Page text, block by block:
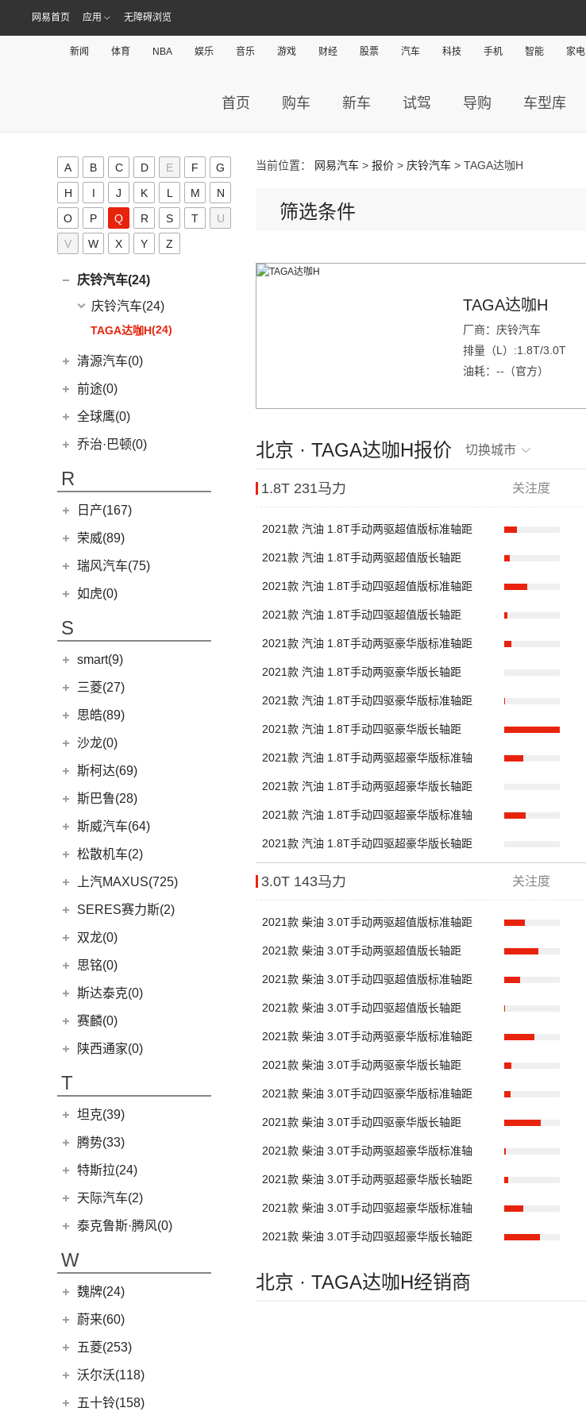
网易首页 应用 无障碍浏览
新闻 体育 NBA 娱乐 音乐 游戏 财经 股票 汽车 科技 手机 智能 家电
首页 购车 新车 试驾 导购 车型库
A B C D E F
G
H
I J K L M
N
O
P Q R S T
U
V
W X Y Z
哪吒X(9)
讴歌CDX
欧拉(28)
欧拉(28)
芭蕾猫(3)
好猫GT(5)
朋克猫(0)
樱桃猫(0)
闪电猫(7)
欧联汽车(0)
Precept (0)
Polestar 4(6)
Polestar 2 (6)
Polestar 3 (2)
朋克汽车(10)
朋克汽车(10)
朋克啦啦(1)
朋克美美(5)
朋克多多(4)
Q
起亚(74)
起亚(74)
狮铂拓界
(11)
福瑞迪
起亚K3 PHEV
嘉华(4)
K5凯酷(4)
KX CROSS
起亚K5 PHEV
凯绅(4)
焕驰
KX3傲跑
奇瑞(277)
奇瑞汽车(277)
奇瑞TJ-1(0)
瑞虎7(16)
瑞虎3x (27)
艾瑞泽5 GT
瑞虎8
欧萌达(14)
艾瑞泽5(5)
瑞虎8 PRO(14)
瑞虎7 PLUS
艾瑞泽GX
艾瑞泽5 PLUS
瑞虎8 PLUS鲲鹏e+
瑞虎3(7)
艾瑞泽8
风云A8
奇瑞新能源(50)
奇瑞新能源
艾瑞泽5e(1)
瑞虎3xe(3)
小蚂蚁
艾瑞泽e
瑞虎e(4)
庆铃汽车(24)
庆铃汽车(24)
TAGA达咖H(24)
清源汽车(0)
清源汽车
清源尊者
清源小尊
前途(0)
全球鹰(0)
乔治·巴顿(0)
R
日产(167)
东风日产
楼兰(3)
逍客
探陆(9)
轩逸
天籁(6)
途达(6)
奇骏(15)
ARIYA艾睿雅
新蓝鸟
锐骐7虎啸 (5)
途达(6)
奇骏·荣耀
进口日产(4)
日产Ariya
途乐 (4)
荣威(89)
上汽集团(89)
龙猫(2)
荣威RX9
科莱威CLEVER
荣威i6 MAX新能源
荣威i5(14)
荣威D5X DMH
荣威RX5 MAX
荣威ei6(3)
荣威iMAX8 EV
荣威ei6 MAX
荣威RX5新能源
瑞风汽车(75)
江汽集团
瑞风L5(3)
瑞风M3
瑞风M4
如虎(0)
S
smart(9)
smart(9)
smart精灵#1
三菱(27)
广汽三菱
欧蓝德
奕歌
(4)
阿图柯(1)
思皓(89)
江淮大众
思皓E20X
江汽集团
思皓X7 (4)
思皓E50A(5)
爱跑(3)
思皓A5
思皓QX
思皓X8
沙龙(0)
沙龙汽车
机甲龙(0)
斯柯达(69)
上汽斯柯达
速派(9)
柯珞克
柯米克GT(5)
柯迪亚克GT
昕锐(4)
昕动(4)
柯迪亚克
斯巴鲁(28)
斯巴鲁(28)
森林人(11)
力狮
(6)
斯巴鲁XV
斯威汽车(64)
华晨鑫源(64)
斯威G01 (12)
钢铁侠
斯威X2
斯威G05(29)
斯威G01 EV
松散机车(2)
松散机车(2)
SS SUMMER 夏天
SS DOLPHIN 海豚
上汽MAXUS(725)
上汽大通(725)
G20(23)
FCV80(1)
T90(37)
T70 EV(1)
EV80(11)
EG10(2)
G50(18)
EV90(21)
MIFA 9(29)
EUNIQ 5(9)
V80(212)
EV30(19)
D60 (12)
领地(6)
SERES赛力斯(2)
金康赛力斯
赛力斯SF5
双龙(0)
思铭(0)
斯达泰克(0)
赛麟(0)
陕西通家(0)
T
坦克(39)
长城汽车
坦克800(0)
坦克500新能源
(3)
坦克500
腾势(33)
腾势(33)
腾势D9 DM-i
腾势N7
特斯拉(24)
特斯拉中国
Model Y (6)
进口特斯拉(11)
Cybertruck
Roadster
Model S
天际汽车(2)
天际汽车(2)
天际ME7(2)
天际ME5
泰克鲁斯·腾风(0)
GT96 TREV(0)
W
魏牌(24)
长城汽车
玛奇朵DHT
摩卡
(0)
蔚来(60)
蔚来汽车
蔚来ET5 (6)
蔚来ES6
五菱(253)
上汽通用五菱
荣光S(14)
沃尔沃(118)
沃尔沃亚太
五十铃(158)
当前位置： 网易汽车 > 报价 > 庆铃汽车 > TAGA达咖H
筛选条件
TAGA达咖H
厂商：庆铃汽车
排量（L）:1.8T/3.0T
油耗：--（官方）
北京 · TAGA达咖H报价 切换城市
1.8T 231马力 关注度
2021款 汽油 1.8T手动两驱超值版标准轴距
2021款 汽油 1.8T手动两驱超值版长轴距
2021款 汽油 1.8T手动四驱超值版标准轴距
2021款 汽油 1.8T手动四驱超值版长轴距
2021款 汽油 1.8T手动两驱豪华版标准轴距
2021款 汽油 1.8T手动两驱豪华版长轴距
2021款 汽油 1.8T手动四驱豪华版标准轴距
2021款 汽油 1.8T手动四驱豪华版长轴距
2021款 汽油 1.8T手动两驱超豪华版标准轴
2021款 汽油 1.8T手动两驱超豪华版长轴距
2021款 汽油 1.8T手动四驱超豪华版标准轴
2021款 汽油 1.8T手动四驱超豪华版长轴距
3.0T 143马力 关注度
2021款 柴油 3.0T手动两驱超值版标准轴距
2021款 柴油 3.0T手动两驱超值版长轴距
2021款 柴油 3.0T手动四驱超值版标准轴距
2021款 柴油 3.0T手动四驱超值版长轴距
2021款 柴油 3.0T手动两驱豪华版标准轴距
2021款 柴油 3.0T手动两驱豪华版长轴距
2021款 柴油 3.0T手动四驱豪华版标准轴距
2021款 柴油 3.0T手动四驱豪华版长轴距
2021款 柴油 3.0T手动两驱超豪华版标准轴
2021款 柴油 3.0T手动两驱超豪华版长轴距
2021款 柴油 3.0T手动四驱超豪华版标准轴
2021款 柴油 3.0T手动四驱超豪华版长轴距
北京 · TAGA达咖H经销商